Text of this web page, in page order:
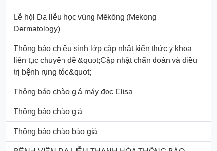
Lễ hội Da liễu học vùng Mêkông (Mekong
Dermatology)
Thông báo chiêu sinh lớp cập nhật kiến thức y khoa
liên tục chuyên đề &quot;Cập nhật chẩn đoán và điều
trị bệnh rụng tóc&quot;
Thông báo chào giá máy đọc Elisa
Thông báo chào giá
Thông báo chào báo giá